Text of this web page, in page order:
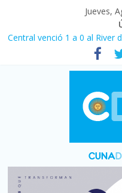
Jueves,
Central venció 1 a 0 al River
La morosidad alcanzó su
afecta a 400 mil deudores en
Desde que asumió Milei
denuncia crisis como en
Vacaciones de invierno con
turístico: 4,6 millones de
Fuerte caída de la venta de